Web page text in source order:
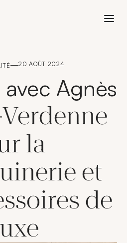
à l'accueil de Crédit Municipal
20 AOÛT 2024
Agnès
la
et
de